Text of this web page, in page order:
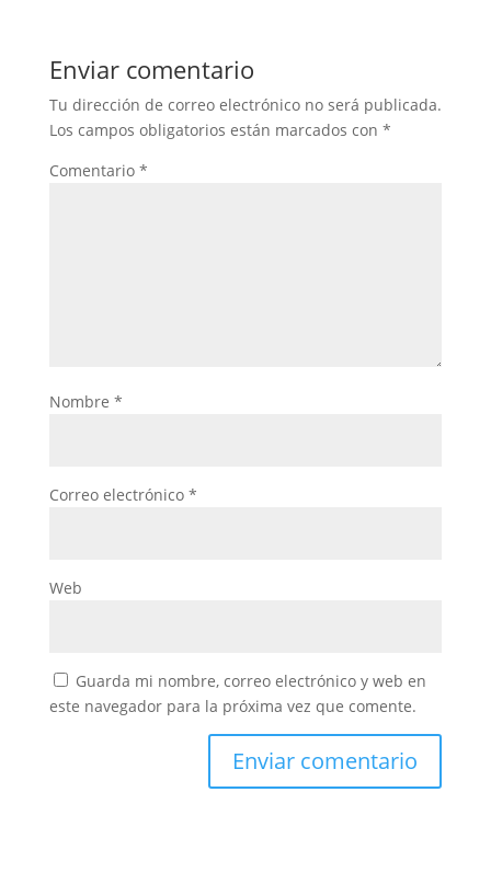
Enviar comentario
Tu dirección de correo electrónico no será publicada.
Los campos obligatorios están marcados con *
Comentario *
Nombre *
Correo electrónico *
Web
Guarda mi nombre, correo electrónico y web en
este navegador para la próxima vez que comente.